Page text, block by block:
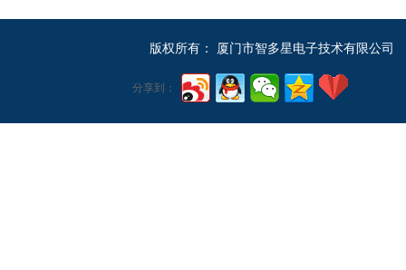
版权所有： 厦门市智多星电子技术有限公司
分享到：